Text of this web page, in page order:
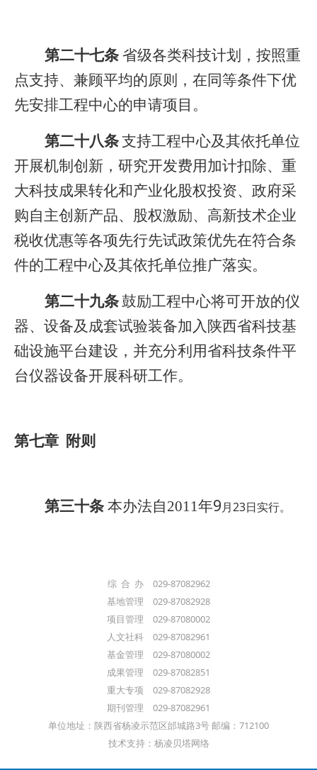
第二十七条 省级各类科技计划，按照重
点支持、兼顾平均的原则，在同等条件下优
先安排工程中心的申请项目。
第二十八条支持工程中心及其依托单位
开展机制创新，研究开发费用加计扣除、重
大科技成果转化和产业化股权投资、政府采
购自主创新产品、股权激励、高新技术企业
税收优惠等各项先行先试政策优先在符合条
件的工程中心及其依托单位推广落实。
第二十九条鼓励工程中心将可开放的仪
器、设备及成套试验装备加入陕西省科技基
础设施平台建设， 并充分利用省科技条件平
台仪器设备开展科研工作。
第七章 附则
第三十条本办法自2011年9月23日实行。
综 合 办 029-87082962
基地管理 029-87082928
项目管理 029-87080002
人文社科 029-87082961
基金管理 029-87080002
成果管理 029-87082851
重大专项 029-87082928
期刊管理 029-87082961
单位地址：陕西省杨凌示范区邰城路3号 邮编：712100
技术支持：杨凌贝塔网络